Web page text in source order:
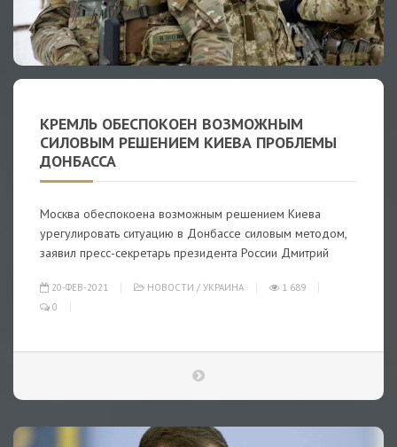
КРЕМЛЬ ОБЕСПОКОЕН ВОЗМОЖНЫМ
СИЛОВЫМ РЕШЕНИЕМ КИЕВА ПРОБЛЕМЫ
ДОНБАССА
Москва обеспокоена возможным решением Киева
урегулировать ситуацию в Донбассе силовым методом,
заявил пресс-секретарь президента России Дмитрий
20-ФЕВ-2021 НОВОСТИ / УКРАИНА
1 689
0